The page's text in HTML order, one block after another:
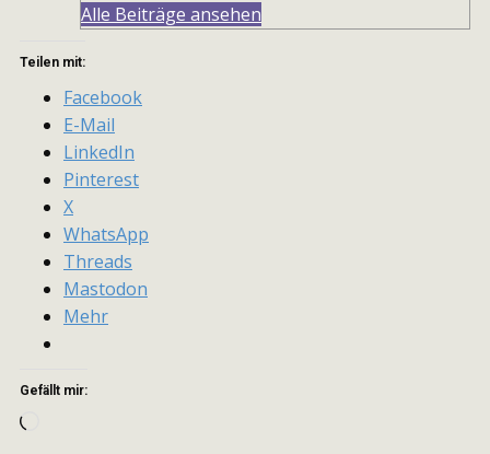
Alle Beiträge ansehen
Teilen mit:
Facebook
E-Mail
LinkedIn
Pinterest
X
WhatsApp
Threads
Mastodon
Mehr
Gefällt mir: